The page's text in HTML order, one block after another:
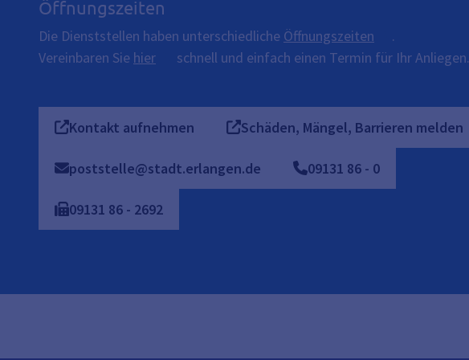
Öffnungszeiten
Die Dienststellen haben unterschiedliche Öffnungszeiten
.
Vereinbaren Sie hier schnell und einfach einen Termin für Ihr Anliegen.
Kontakt aufnehmen Schäden, Mängel, Barrieren melden
poststelle@stadt.erlangen.de 09131 86 - 0
09131 86 - 2692